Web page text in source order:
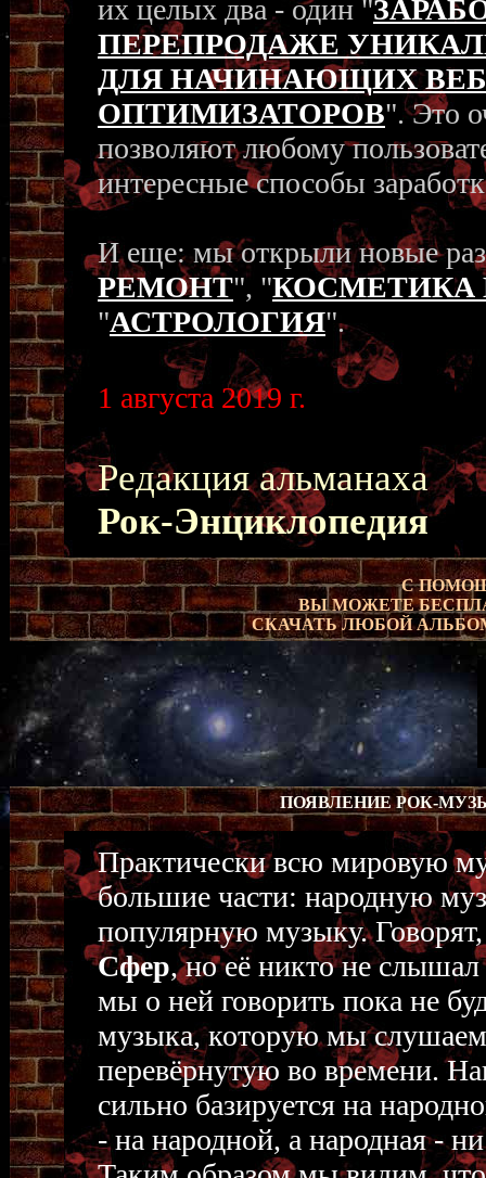
их целых два - один "
ПЕРЕПРОДАЖЕ
ДЛЯ НАЧИНАЮЩИХ
ОПТИМИЗАТОРОВ". Это
позволяют любому
интересные способы
И еще: мы открыли новые
РЕМОНТ", "
"АСТРОЛОГИЯ".
1 августа 2019 г.
Редакция альманаха
Рок-Энциклопедия
С
ВЫ МОЖЕТЕ
СКАЧАТЬ ЛЮБОЙ
ПОЯВЛЕНИЕ РОК-
Практически всю мировую
большие части: народную
популярную музыку.
Сфер, но её никто не
мы о ней говорить пока не
музыка, которую мы слушаем
перевёрнутую во времени.
сильно базируется на
- на народной, а народная -